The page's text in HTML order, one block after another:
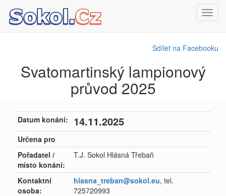
Sdílet na Facebooku
Svatomartinský lampionový
průvod 2025
Datum konání: 14.11.2025
Určena pro
Pořadatel /
místo konání:
T.J. Sokol Hlásná Třebaň
Kontaktní
osoba:
hlasna_treban@sokol.eu, tel.
725720993